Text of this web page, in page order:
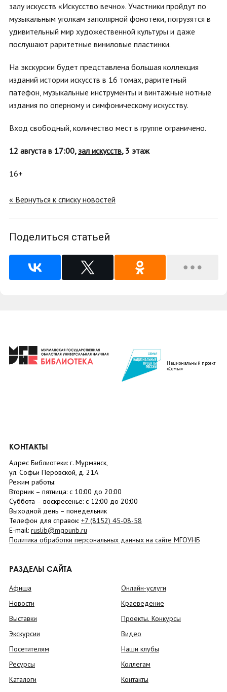
залу искусств «Искусство вечно». Участники пройдут по
музыкальным уголкам заполярной фонотеки, погрузятся в
удивительный мир художественной культуры и даже
послушают раритетные виниловые пластинки.
На экскурсии будет представлена большая коллекция
изданий истории искусств в 16 томах, раритетный
патефон, музыкальные инструменты и винтажные нотные
издания по оперному и симфоническому искусству.
Вход свободный, количество мест в группе ограничено.
12 августа в 17:00, зал искусств, 3 этаж
16+
« Вернуться к списку новостей
Поделиться статьей
Национальный проект
«Семья»
КОНТАКТЫ
Адрес Библиотеки: г. Мурманск,
ул. Софьи Перовской, д. 21А
Режим работы:
Вторник – пятница: с 10:00 до 20:00
Суббота – воскресенье: c 12:00 до 20:00
Выходной день – понедельник
Телефон для справок: +7 (8152) 45-08-58
E-mail: ruslib@mgounb.ru
Политика обработки персональных данных на сайте МГОУНБ
РАЗДЕЛЫ САЙТА
Афиша
Новости
Выставки
Экскурсии
Посетителям
Ресурсы
Каталоги
Онлайн-услуги
Краеведение
Проекты. Конкурсы
Видео
Наши клубы
Коллегам
Контакты